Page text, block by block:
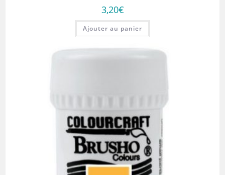
3,20€
Ajouter au panier